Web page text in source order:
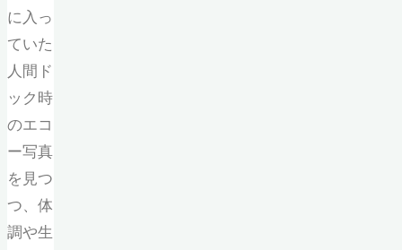
に入っ
ていた
人間ド
ック時
のエコ
ー写真
を見つ
つ、体
調や生